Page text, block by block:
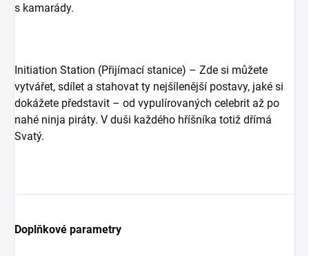
s kamarády.
Initiation Station (Přijímací stanice) – Zde si můžete
vytvářet, sdílet a stahovat ty nejšílenější postavy, jaké si
dokážete představit – od vypulírovaných celebrit až po
nahé ninja piráty. V duši každého hříšníka totiž dřímá
Svatý.
Doplňkové parametry